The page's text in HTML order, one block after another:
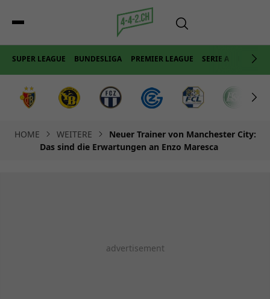
SUPER LEAGUE BUNDESLIGA PREMIER LEAGUE SERIE A LA LIGA
HOME WEITERE
Neuer Trainer von Manchester City:
Das sind die Erwartungen an Enzo Maresca